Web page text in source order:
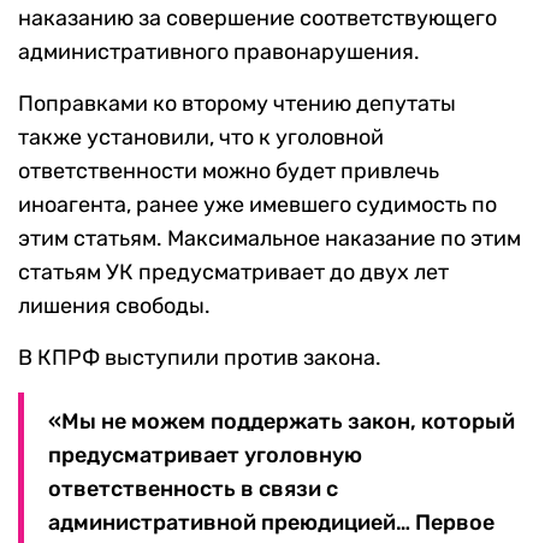
наказанию за совершение соответствующего
административного правонарушения.
Поправками ко второму чтению депутаты
также установили, что к уголовной
ответственности можно будет привлечь
иноагента, ранее уже имевшего судимость по
этим статьям. Максимальное наказание по этим
статьям УК предусматривает до двух лет
лишения свободы.
В КПРФ выступили против закона.
«Мы не можем поддержать закон, который
предусматривает уголовную
ответственность в связи с
административной преюдицией… Первое